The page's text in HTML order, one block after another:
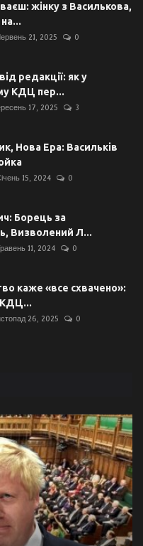
жінку з Василькова,
21, 2025 0
редакції: як у
КДЦ пер...
17, 2025 3
Нова Ера: Васильків
15, 2024 0
Борець за
Визволений Л...
11, 2024 0
каже «все схвачено»:
КДЦ...
26, 2025 0